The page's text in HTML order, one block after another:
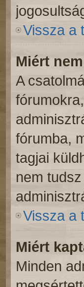
Vissza a
Miért
A
fórumba,
tagjai
nem
Vissza a
Miért
Minden